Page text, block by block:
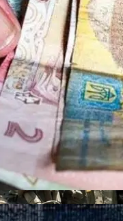
На Юге Исландии:
И Эвакуация
О Самых
Выходных